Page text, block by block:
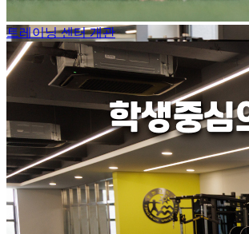
트레이닝 센터 개관